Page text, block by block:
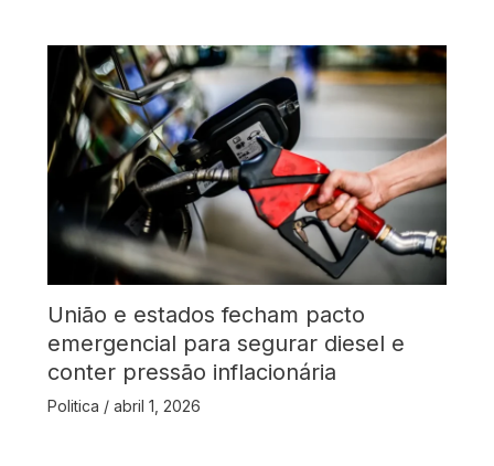
União e estados fecham pacto
emergencial para segurar diesel e
conter pressão inflacionária
Politica / abril 1, 2026